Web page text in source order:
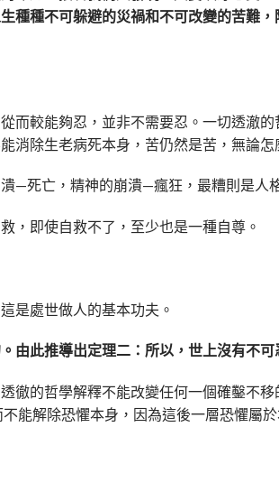
種種不可躲避的災禍和不可改變的苦難，
而較能夠忍，並非不需要忍。一切透澈
消除生老病死本身，苦仍然是苦，無論怎
—死亡，精神的崩潰—瘋狂，最糟則是人
，即使自救不了，至少也是一種自尊。
是處世做人的基本功夫。
由此推導出定理二：所以，世上沒有不可
徹的哲學解釋不能改變任何一個確鑿不
能解除恐懼本身，因為這後一層恐懼屬